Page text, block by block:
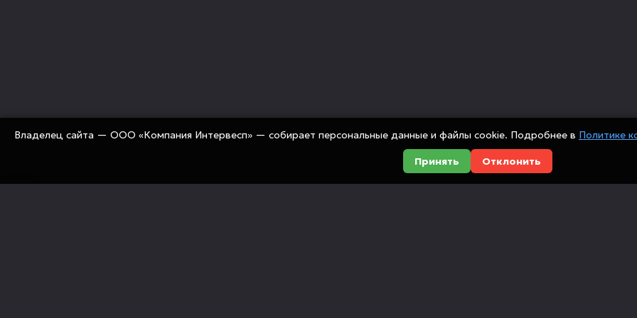
Владелец сайта — ООО «Компания Интервесп» — собирает персональные данные и файлы cookie. Подробнее в Политике
Принять Отклонить